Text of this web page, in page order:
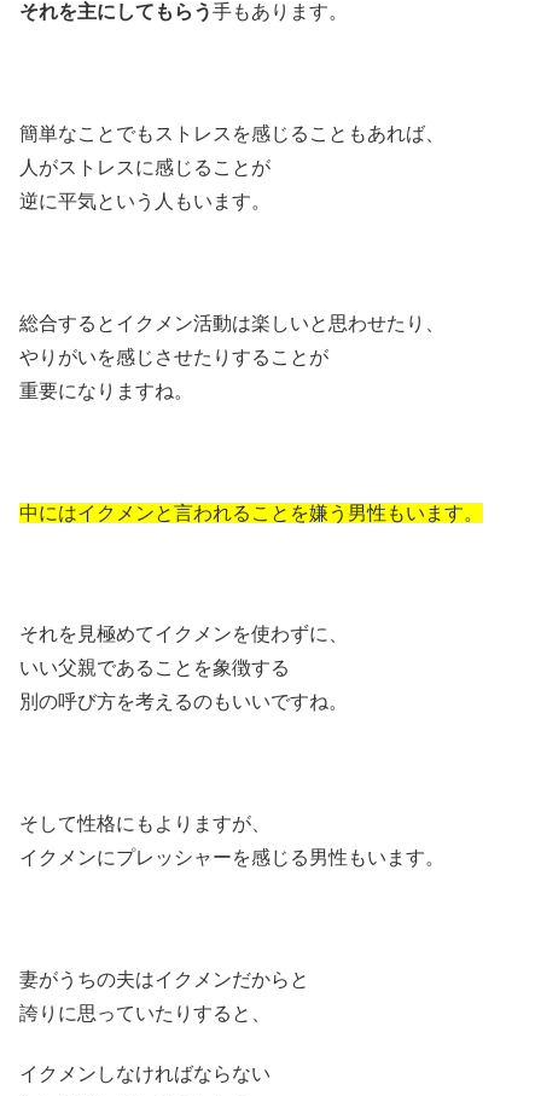
それを主にしてもらう手もあります。
簡単なことでもストレスを感じることもあれば、
人がストレスに感じることが
逆に平気という人もいます。
総合するとイクメン活動は楽しいと思わせたり、
やりがいを感じさせたりすることが
重要になりますね。
中にはイクメンと言われることを嫌う男性もいます。
それを見極めてイクメンを使わずに、
いい父親であることを象徴する
別の呼び方を考えるのもいいですね。
そして性格にもよりますが、
イクメンにプレッシャーを感じる男性もいます。
妻がうちの夫はイクメンだからと
誇りに思っていたりすると、
イクメンしなければならない